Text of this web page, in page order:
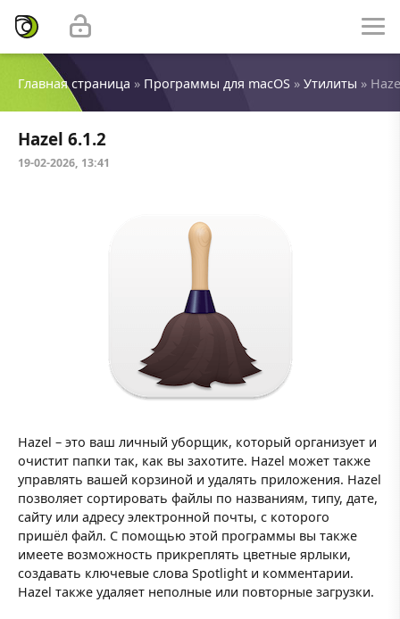
Главная страница » Программы для macOS » Утилиты »
Hazel 6.1.2
19-02-2026, 13:41
Hazel – это ваш личный уборщик, который организует и
очистит папки так, как вы захотите. Hazel может также
управлять вашей корзиной и удалять приложения. Hazel
позволяет сортировать файлы по названиям, типу, дате,
сайту или адресу электронной почты, с которого
пришёл файл. С помощью этой программы вы также
имеете возможность прикреплять цветные ярлыки,
создавать ключевые слова Spotlight и комментарии.
Hazel также удаляет неполные или повторные загрузки.